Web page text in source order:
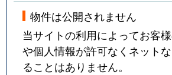
物件は公開されません
当サイトの利用によってお客
や個人情報が許可なくネット
ることはありません。